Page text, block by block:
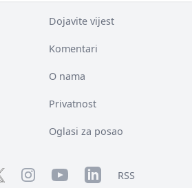
Dojavite vijest
Komentari
O nama
Privatnost
Oglasi za posao
InstagramYouTubeLinkedInRSS